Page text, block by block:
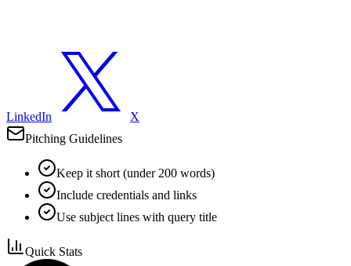
LinkedIn
X
Pitching Guidelines
Keep it short (under 200 words)
Include credentials and links
Use subject lines with query title
Quick Stats